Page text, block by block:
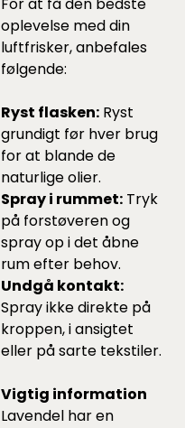
oplevelse med din
luftfrisker, anbefales
følgende:
Ryst flasken: Ryst
grundigt før hver brug
for at blande de
naturlige olier.
Spray i rummet: Tryk
på forstøveren og
spray op i det åbne
rum efter behov.
Undgå kontakt:
Spray ikke direkte på
kroppen, i ansigtet
eller på sarte tekstiler.
Vigtig information
Lavendel har en